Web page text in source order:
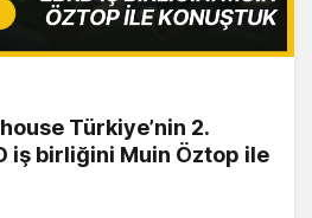
Türkiye’nin 2.
iş birliğini Muin Öztop ile